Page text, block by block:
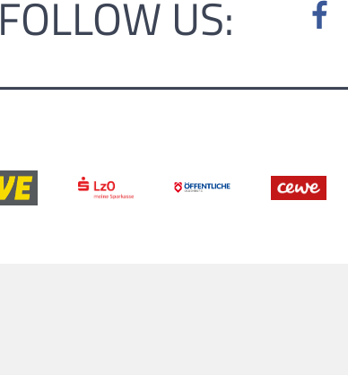
FOLLOW US: